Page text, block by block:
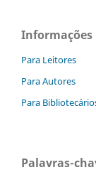
Informações
Para Leitores
Para Autores
Para
Palavras-